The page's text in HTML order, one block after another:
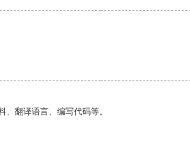
翻译语言、编写代码等。